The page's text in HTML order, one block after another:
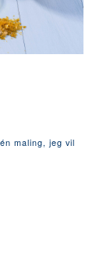
maling, jeg vil